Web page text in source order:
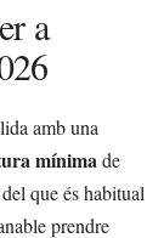
a
amb una
mínimade
que és habitual
prendre